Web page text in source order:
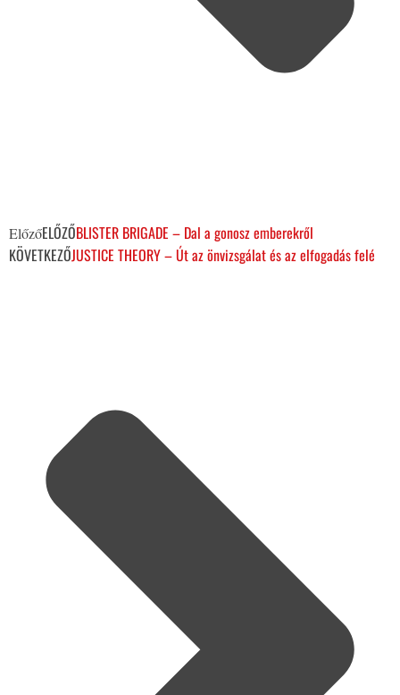
ElőzőELŐZŐBLISTER BRIGADE – Dal a gonosz emberekről
KÖVETKEZŐJUSTICE THEORY – Út az önvizsgálat és az elfogadás felé